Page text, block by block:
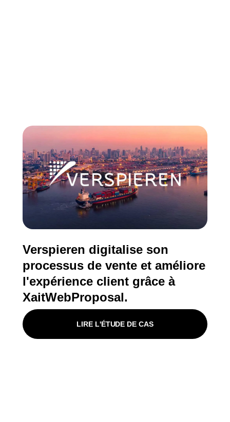
Verspieren digitalise son
processus de vente et améliore
l'expérience client grâce à
XaitWebProposal.
LIRE L'ÉTUDE DE CAS